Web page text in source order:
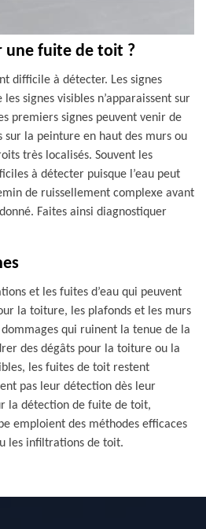
une fuite de toit ?
difficile à détecter. Les signes
les signes visibles n’apparaissent sur
premiers signes peuvent venir de
sur la peinture en haut des murs ou
très localisés. Souvent les
à détecter puisque l’eau peut
de ruissellement complexe avant
Faites ainsi diagnostiquer
et les fuites d’eau qui peuvent
la toiture, les plafonds et les murs
qui ruinent la tenue de la
des dégâts pour la toiture ou la
les fuites de toit restent
pas leur détection dès leur
la détection de fuite de toit,
emploient des méthodes efficaces
les infiltrations de toit.